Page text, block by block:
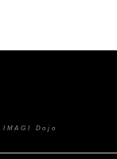
IMAGI Dojo